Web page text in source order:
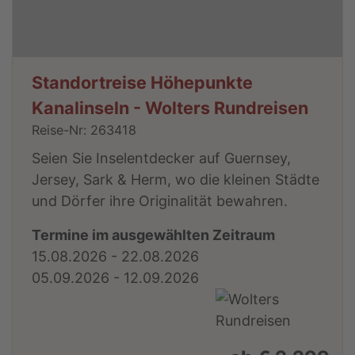
Standortreise Höhepunkte
Kanalinseln - Wolters Rundreisen
Reise-Nr: 263418
Seien Sie Inselentdecker auf Guernsey,
Jersey, Sark & Herm, wo die kleinen Städte
und Dörfer ihre Originalität bewahren.
Termine im ausgewählten Zeitraum
15.08.2026 - 22.08.2026
05.09.2026 - 12.09.2026